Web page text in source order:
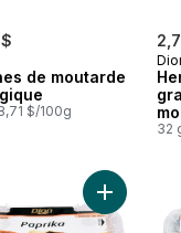
de moutarde
$/100g
32
à marinadesAjouter